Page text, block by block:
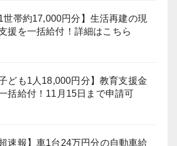
1世帯約17,000円分】生活再建の現
援を一括給付！詳細はこちら
子ども1人18,000円分】教育支援金
括給付！11月15日まで申請可
超速報】車1台24万円分の自動車給